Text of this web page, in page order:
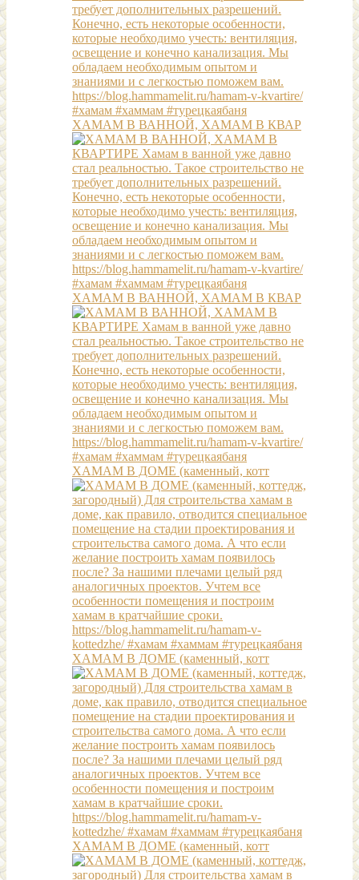
ХАМАМ В ВАННОЙ, ХАМАМ В КВАР
ХАМАМ В ВАННОЙ, ХАМАМ В КВАР
ХАМАМ В ДОМЕ (каменный, котт
ХАМАМ В ДОМЕ (каменный, котт
ХАМАМ В ДОМЕ (каменный, котт